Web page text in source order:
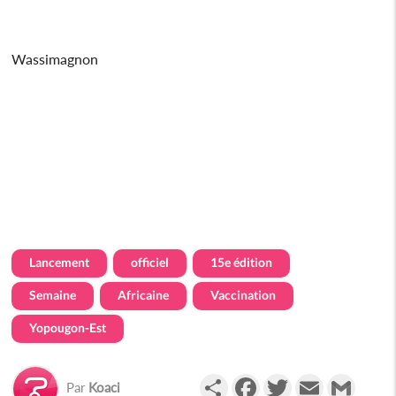
Wassimagnon
Lancement officiel 15e édition
Semaine Africaine Vaccination
Yopougon-Est
Par Koaci PartagerFacebookTwitterEmail